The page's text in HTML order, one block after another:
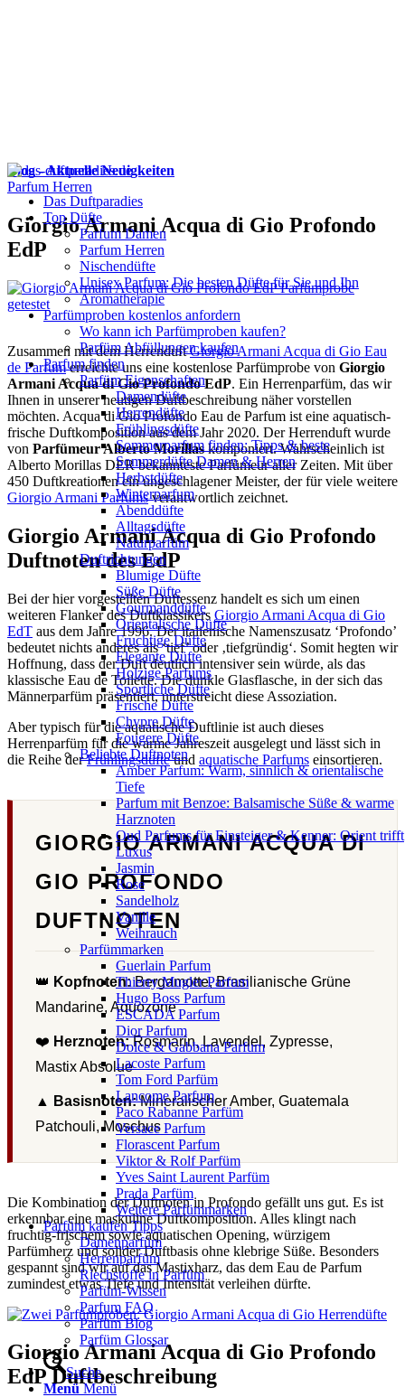
Das Duftparadies
Top Düfte
Parfum Damen
Parfum Herren
Nischendüfte
Unisex Parfum: Die besten Düfte für Sie und Ihn
Aromatherapie
Parfümproben kostenlos anfordern
Wo kann ich Parfümproben kaufen?
Parfüm Abfüllungen kaufen
Parfum finden
Parfüm Eigenschaften
Damendüfte
Herrendüfte
Frühlingsdüfte
Sommerparfum finden: Tipps & beste
Sommerdüfte Damen & Herren
Herbstdüfte
Winterparfum
Abenddüfte
Alltagsdüfte
Naturparfüm
Duftrichtungen
Blumige Düfte
Süße Düfte
Gourmanddüfte
Orientalische Düfte
Fruchtige Düfte
Elegante Düfte
Holzige Parfums
Sportliche Düfte
Frische Düfte
Chypre Düfte
Fougere Düfte
Beliebte Duftnoten
Amber Parfum: Warm, sinnlich & orientalische
Tiefe
Parfum mit Benzoe: Balsamische Süße & warme
Harznoten
Oud Parfums für Einsteiger & Kenner: Orient trifft
Luxus
Jasmin
Rose
Sandelholz
Vanille
Weihrauch
Parfümmarken
Guerlain Parfum
Thierry Mugler Parfum
Hugo Boss Parfum
ESCADA Parfum
Dior Parfum
Dolce & Gabbana Parfum
Lacoste Parfum
Tom Ford Parfüm
Lancome Parfum
Paco Rabanne Parfüm
Versace Parfum
Florascent Parfum
Viktor & Rolf Parfüm
Yves Saint Laurent Parfüm
Prada Parfüm
Weitere Parfümmarken
Parfüm kaufen Tipps
Damenparfüm
Herrenparfüm
Riechstoffe in Parfüm
Parfüm-Wissen
Parfum FAQ
Parfüm Blog
Parfüm Glossar
Suche
Menü Menü
Blog - Aktuelle Neuigkeiten
Parfum Herren
Giorgio Armani Acqua di Gio Profondo
EdP
Zusammen mit dem HerrenduftGiorgio Armani Acqua di Gio Eau
de Parfumerreichte uns eine kostenlose Parfümprobe von Giorgio
Armani Acqua di Gio Profondo EdP. Ein Herrenparfüm, das wir
Ihnen in unserer heutigen Duftbeschreibung näher vorstellen
möchten. Acqua di Gio Profondo Eau de Parfum ist eine aquatisch-
frische Duftkomposition aus dem Jahr 2020. Der Herrenduft wurde
von Parfümeur Alberto Morillaskomponiert. Wahrscheinlich ist
Alberto Morillas DER bekannteste Parfümeur aller Zeiten. Mit über
450 Duftkreationen ein ungeschlagener Meister, der für viele weitere
Giorgio Armani Parfumsverantwortlich zeichnet.
Giorgio Armani Acqua di Gio Profondo
Duftnoten des EdP
Bei der hier vorgestellten Duftessenz handelt es sich um einen
weiteren Flanker des Duftklassikers Giorgio Armani Acqua di Gio
EdT aus dem Jahre 1996. Der italienische Namenszusatz ‘Profondo’
bedeutet nichts anderes als ‘tief’ oder ‚tiefgründig‘. Somit hegten wir
Hoffnung, dass der Duft deutlich intensiver sein würde, als das
klassische Eau de Toilette. Die dunkle Glasflasche, in der sich das
Männerparfüm präsentiert, unterstreicht diese Assoziation.
Aber typisch für die aquatische Duftlinie ist auch dieses
Herrenparfüm für die warme Jahreszeit ausgelegt und lässt sich in
die Reihe derFrühlingsdüfteund aquatische Parfums einsortieren.
GIORGIO ARMANI ACQUA DI
GIO PROFONDO
DUFTNOTEN
👑 Kopfnoten:Bergamotte, Brasilianische Grüne
Mandarine, Aquozone
❤️ Herznoten:Rosmarin, Lavendel, Zypresse,
Mastix Absolue
▲ Basisnoten:Mineralischer Amber, Guatemala
Patchouli, Moschus
Die Kombination der Duftnoten in Profondo gefällt uns gut. Es ist
erkennbar eine maskuline Duftkomposition. Alles klingt nach
fruchtig-frischem sowie aquatischen Opening, würzigem
Parfümherz und solider Duftbasis ohne klebrige Süße. Besonders
gespannt sind wir auf das Mastixharz, das dem Eau de Parfum
zumindest etwas Tiefe und Intensität verleihen dürfte.
Giorgio Armani Acqua di Gio Profondo
EdP Duftbeschreibung